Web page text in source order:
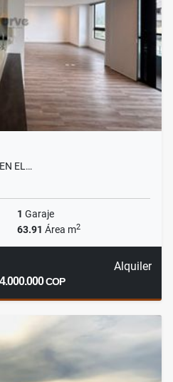
EL…
1 Garaje
63.91 Área m2
Alquiler
COP